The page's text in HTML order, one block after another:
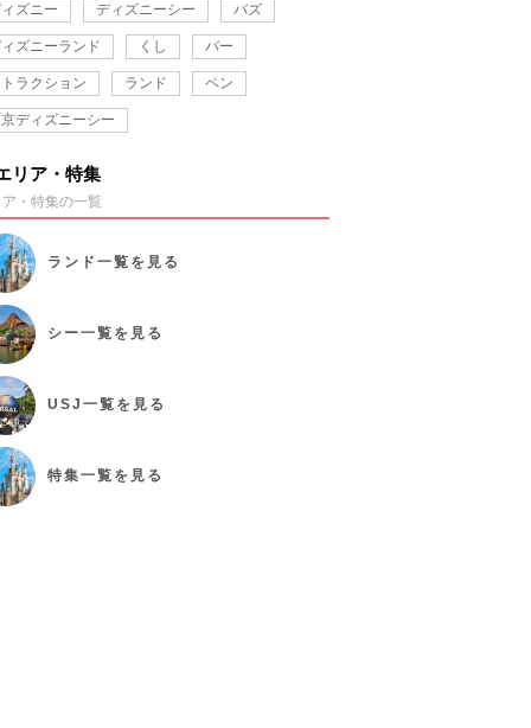
ズニー ディズニーシー バズ
ズニーランド くし バー
ラクション ランド ペン
ディズニーシー
リア・特集
・特集の一覧
ランド 一覧を見る
シー一覧を見る
USJ 一覧を見る
特集一覧を見る